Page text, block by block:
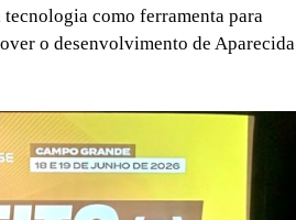
como ferramenta para
o desenvolvimento de Aparecida